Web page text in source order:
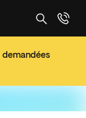
demandées